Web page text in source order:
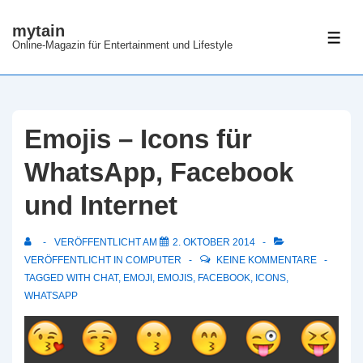
Zummytain
Online-Magazin für Entertainment und Lifestyle
Emojis – Icons für
WhatsApp, Facebook
und Internet
VERÖFFENTLICHT AM
2. OKTOBER 2014
VERÖFFENTLICHT IN COMPUTER
KEINE KOMMENTARE
TAGGED WITH CHAT, EMOJI , EMOJIS, FACEBOOK, ICONS,
WHATSAPP